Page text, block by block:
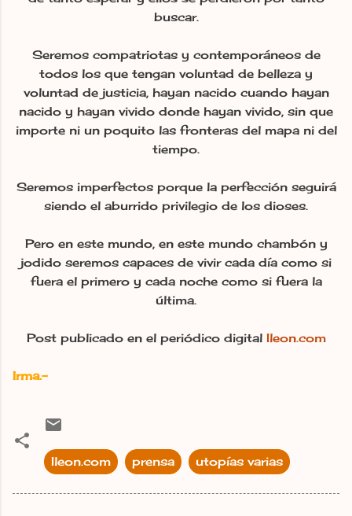
buscar.
Seremos compatriotas y contemporáneos de
todos los que tengan voluntad de belleza y
voluntad de justicia, hayan nacido cuando hayan
nacido y hayan vivido donde hayan vivido, sin que
importe ni un poquito las fronteras del mapa ni del
tiempo.
Seremos imperfectos porque la perfección seguirá
siendo el aburrido privilegio de los dioses.
Pero en este mundo, en este mundo chambón y
jodido seremos capaces de vivir cada día como si
fuera el primero y cada noche como si fuera la
última.
Post publicado en el periódico digital Ileon.com
Irma.-
Ileon.com prensa utopías varias